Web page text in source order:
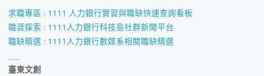
求職專區 : 1111 人力銀行實習與職缺快速查詢看板
職涯探索 : 1111人力銀行科技島社群新聞平台
職缺精選 : 1111人力銀行數媒系相關職缺精選
臺東文創